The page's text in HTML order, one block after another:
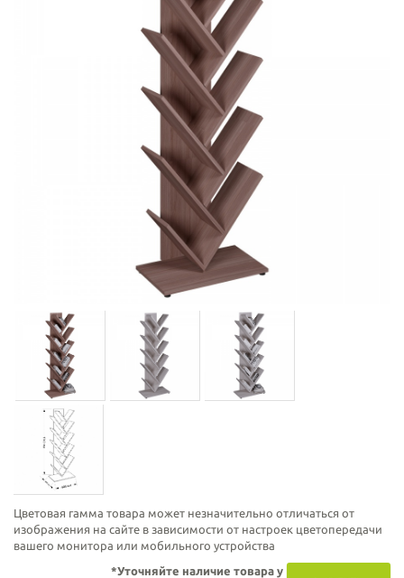
Цветовая гамма товара может незначительно отличаться от
изображения на сайте в зависимости от настроек цветопередачи
вашего монитора или мобильного устройства
*Уточняйте наличие товара у